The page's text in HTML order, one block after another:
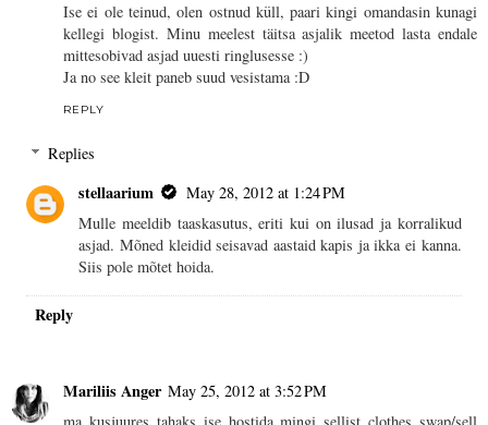
Ise ei ole teinud, olen ostnud küll, paari kingi omandasin kunagi
kellegi blogist. Minu meelest täitsa asjalik meetod lasta endale
mittesobivad asjad uuesti ringlusesse :)
Ja no see kleit paneb suud vesistama :D
REPLY
Replies
stellaarium
May 28, 2012 at 1:24 PM
Mulle meeldib taaskasutus, eriti kui on ilusad ja korralikud
asjad. Mõned kleidid seisavad aastaid kapis ja ikka ei kanna.
Siis pole mõtet hoida.
Reply
Mariliis Anger May 25, 2012 at 3:52 PM